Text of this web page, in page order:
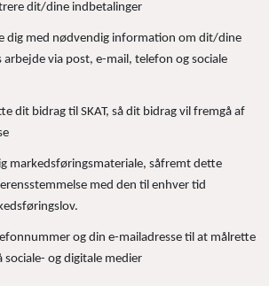
dit/dine indbetalinger
dig med nødvendig information om dit/dine
arbejde via post, e-mail, telefon og sociale
dit bidrag til SKAT, så dit bidrag vil fremgå af
markedsføringsmateriale, såfremt dette
med den til enhver tid
og din e-mailadresse til at målrette
sociale- og digitale medier